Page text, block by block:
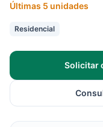
Últimas 5 unidades
Residencial
Solicitar